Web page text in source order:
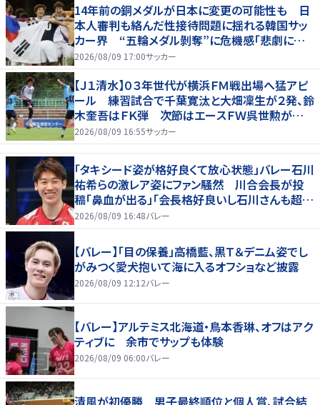
14年前の銅メダルが日本に変更の可能性も 日
本人審判も絡んだ性接待問題に揺れる韓国サッ
カー界 “五輪メダル剝奪”に危機感「悲劇に見
舞われる」
2026/08/09 17:00サッカー
【Ｊ１清水】０３年世代が横浜ＦＭ戦出場へ猛アピ
ール 練習試合で千葉寛汰と大畑凜生が２発、鈴
木奎吾はＦＫ弾 次節はエースＦＷ呉世勲が出
場停止
2026/08/09 16:55サッカー
「タキシード姿が格好良くて放心状態」バレー石川
祐希らの激レア姿にファン騒然 川合会長が投
稿「鼻血が出る」「会長格好良いし石川さんも超格
好いい」
2026/08/09 16:48バレー
【バレー】「目の保養」高橋藍、黒Ｔ＆デニム姿でし
がみつく愛犬抱いて海に入るオフショなど披露
2026/08/09 12:12バレー
【バレー】アルテミス北海道・鳥本香琳、オフはアク
ティブに 余市でサップも体験
2026/08/09 06:00バレー